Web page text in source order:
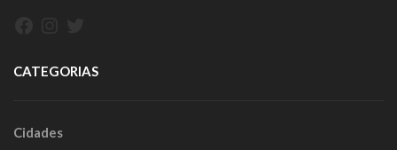
CATEGORIAS
Cidades